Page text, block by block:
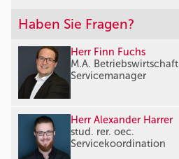
Haben Sie Fragen?
Herr Finn Fuchs
M.A. Betriebswirtschaft
Servicemanager
Herr Alexander Harrer
stud. rer. oec.
Servicekoordination